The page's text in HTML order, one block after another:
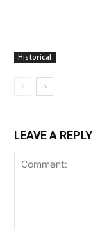
Historical
LEAVE A REPLY